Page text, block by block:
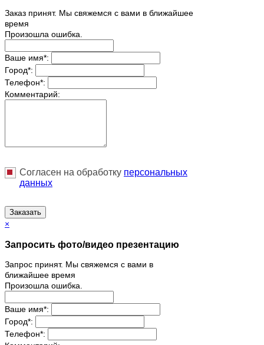
Заказ принят. Мы свяжемся с вами в ближайшее
время
Произошла ошибка.
Ваше имя*:
Город*:
Телефон*:
Комментарий:
Согласен на обработку персональныx
данных
Заказать
×
Запросить фото/видео презентацию
Запрос принят. Мы свяжемся с вами в
ближайшее время
Произошла ошибка.
Ваше имя*:
Город*:
Телефон*: